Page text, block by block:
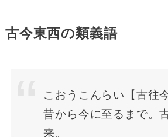
古今東西の類義語
こおうこんらい【古往
昔から今に至るまで。
来。